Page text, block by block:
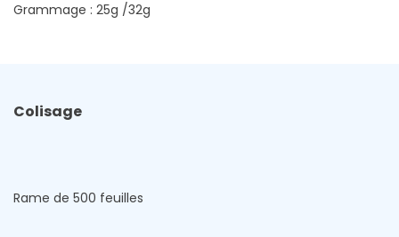
Grammage : 25g /32g
Colisage
Rame de 500 feuilles